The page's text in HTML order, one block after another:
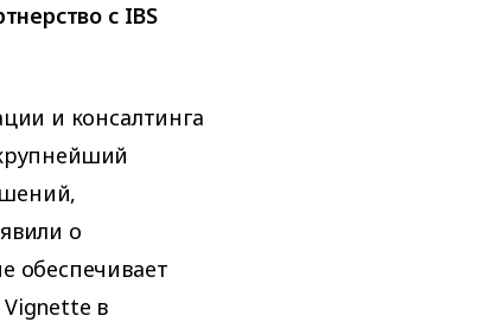
с IBS
и консалтинга
о
обеспечивает
в